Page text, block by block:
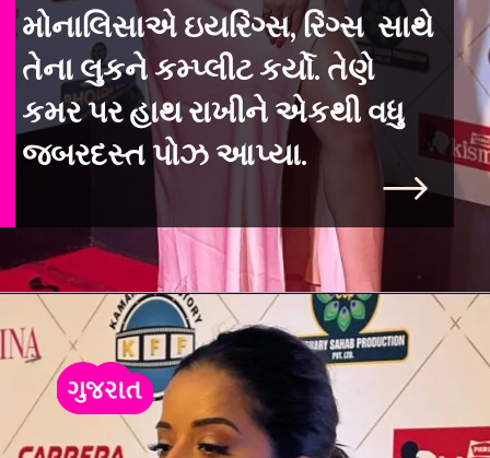
મોનાલિસાએ ઇયરિંગ્સ, રિંગ્સ સાથે
તેના લુકને કમ્પ્લીટ કર્યો. તેણે
કમર પર હાથ રાખીને એકથી વધુ
જબરદસ્ત પોઝ આપ્યા.